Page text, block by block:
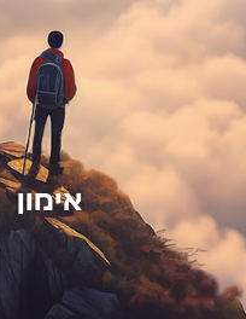
בישול